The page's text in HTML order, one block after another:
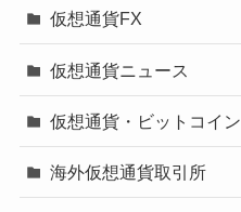
仮想通貨FX
仮想通貨ニュース
仮想通貨・ビットコイン
海外仮想通貨取引所